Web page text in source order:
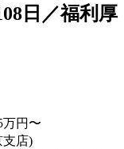
日／福利厚
万円〜
支店)